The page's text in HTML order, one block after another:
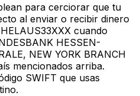
para cerciorar que tu
al enviar o recibir dinero
cuando
HESSEN-
NEW YORK BRANCH
mencionados arriba.
SWIFT que usas